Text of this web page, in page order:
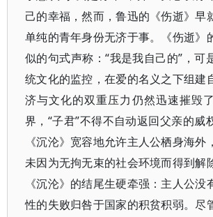
己的幸福，然而，鲁迅的《伤逝》早
单纯的青年身份无济于事。《伤逝》
似的句式声称：“我是我自己的”，可
统文化的监控，在爱的名义之下组建
济与文化的双重压力仍然迅速摧毁
界，“子君”不得不自动返回父亲的威
《沉沦》宽容地允许主人公栖身海外
未因为无拘无束的社会环境而得到解
《沉沦》的结尾生硬牵强：主人公没
性的失败归咎于国家的积贫积弱。尽